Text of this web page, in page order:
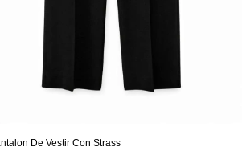
De Vestir Con Strass